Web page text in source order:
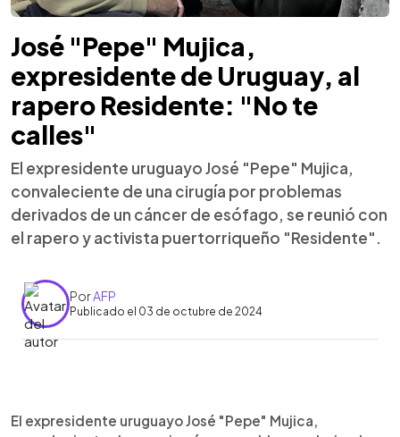
José "Pepe" Mujica,
expresidente de Uruguay, al
rapero Residente: "No te
calles"
El expresidente uruguayo José "Pepe" Mujica,
convaleciente de una cirugía por problemas
derivados de un cáncer de esófago, se reunió con
el rapero y activista puertorriqueño "Residente".
PorAFP
Publicado el 03 de octubre de 2024
Escuchar artículo
El expresidente uruguayo José "Pepe" Mujica,